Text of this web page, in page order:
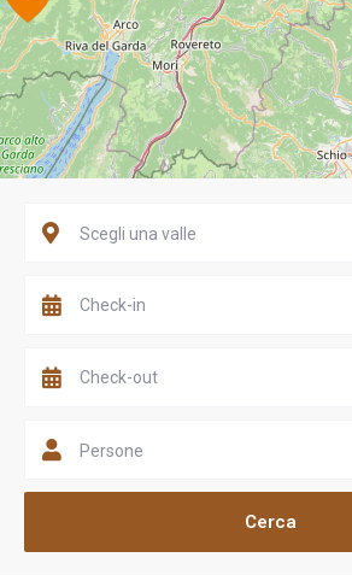
Scegli una valle
Persone